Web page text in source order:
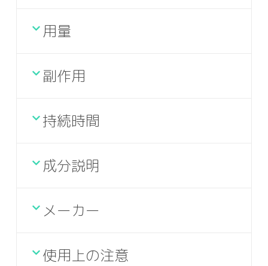
用量
副作用
持続時間
成分説明
メーカー
使用上の注意